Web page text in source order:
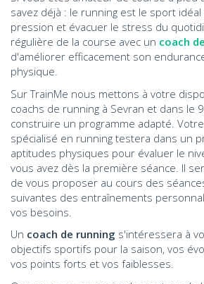
savez déjà : le running est le sport
pression et évacuer le stress du
régulière de la course avec un coach
d'améliorer efficacement son
physique.
Sur TrainMe nous mettons à votre
coachs de running à Sevran et dans le
construire un programme adapté.
spécialisé en running testera dans un
aptitudes physiques pour évaluer le
vous avez dès la première séance. Il
de vous proposer au cours des
suivantes des entraînements
vos besoins.
Un coach de running s'intéressera à
objectifs sportifs pour la saison, vos
vos points forts et vos faiblesses.